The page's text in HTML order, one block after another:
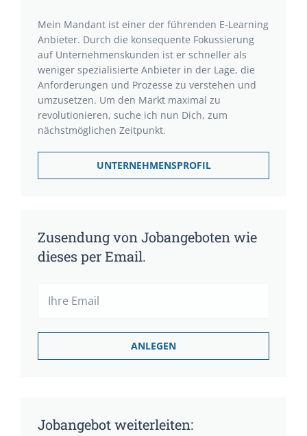
Mein Mandant ist einer der führenden E-Learning
Anbieter. Durch die konsequente Fokussierung
auf Unternehmenskunden ist er schneller als
weniger spezialisierte Anbieter in der Lage, die
Anforderungen und Prozesse zu verstehen und
umzusetzen. Um den Markt maximal zu
revolutionieren, suche ich nun Dich, zum
nächstmöglichen Zeitpunkt.
UNTERNEHMENSPROFIL
Zusendung von Jobangeboten wie
dieses per Email.
Jobangebot weiterleiten: